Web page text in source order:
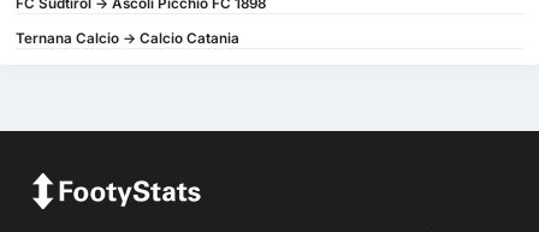
FC Südtirol -> Ascoli Picchio FC 1898
Ternana Calcio -> Calcio Catania